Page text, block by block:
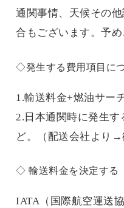
通関事情、天候その
合もございます。予め
◇発生する費用項目に
1.輸送料金+燃油サー
2.日本通関時に発生
ど。（配送会社より→
◇ 輸送料金を決定する
IATA（国際航空運送